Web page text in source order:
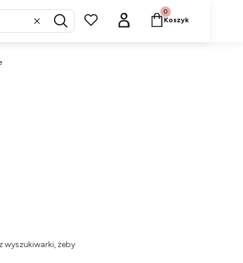
WyczyśćSzukaj
Produkty w koszyku:
Koszyk
wyszukiwarki, żeby